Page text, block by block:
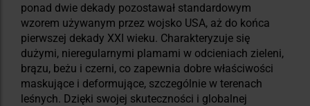
ponad dwie dekady pozostawał standardowym
wzorem używanym przez wojsko USA, aż do końca
pierwszej dekady XXI wieku. Charakteryzuje się
dużymi, nieregularnymi plamami w odcieniach zieleni,
brązu, beżu i czerni, co zapewnia dobre właściwości
maskujące i deformujące, szczególnie w terenach
leśnych. Dzięki swojej skuteczności i globalnej